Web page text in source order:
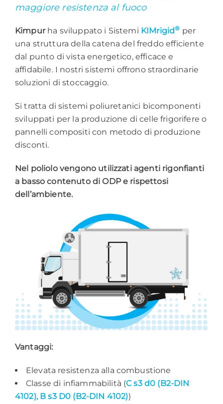
maggiore resistenza al fuoco
Kimpurha sviluppato i Sistemi KIMrigid® per
una struttura della catena del freddo efficiente
dal punto di vista energetico, efficace e
affidabile. I nostri sistemi offrono straordinarie
soluzioni di stoccaggio.
Si tratta di sistemi poliuretanici bicomponenti
sviluppati per la produzione di celle frigorifere o
pannelli compositi con metodo di produzione
disconti.
Nel poliolo vengono utilizzati agenti rigonfianti
a basso contenuto di ODP e rispettosi
dell’ambiente.
Vantaggi:
Elevata resistenza alla combustione
Classe di infiammabilità (C s3 d0 (B2-DIN
4102), B s3 D0 (B2-DIN 4102))